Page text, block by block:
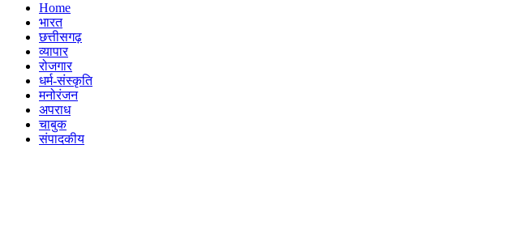
Home
भारत
छत्तीसगढ़
व्यापार
रोजगार
धर्म-संस्कृति
मनोरंजन
अपराध
चाबुक
संपादकीय